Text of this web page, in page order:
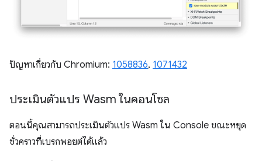
ปัญหาเกี่ยวกับ Chromium: 1058836, 1071432
ประเมินตัวแปร Wasm ในคอนโซล
ตอนนี้คุณสามารถประเมินตัวแปร Wasm ใน Console ขณะหยุด
ชั่วคราวที่เบรกพอยต์ได้แล้ว